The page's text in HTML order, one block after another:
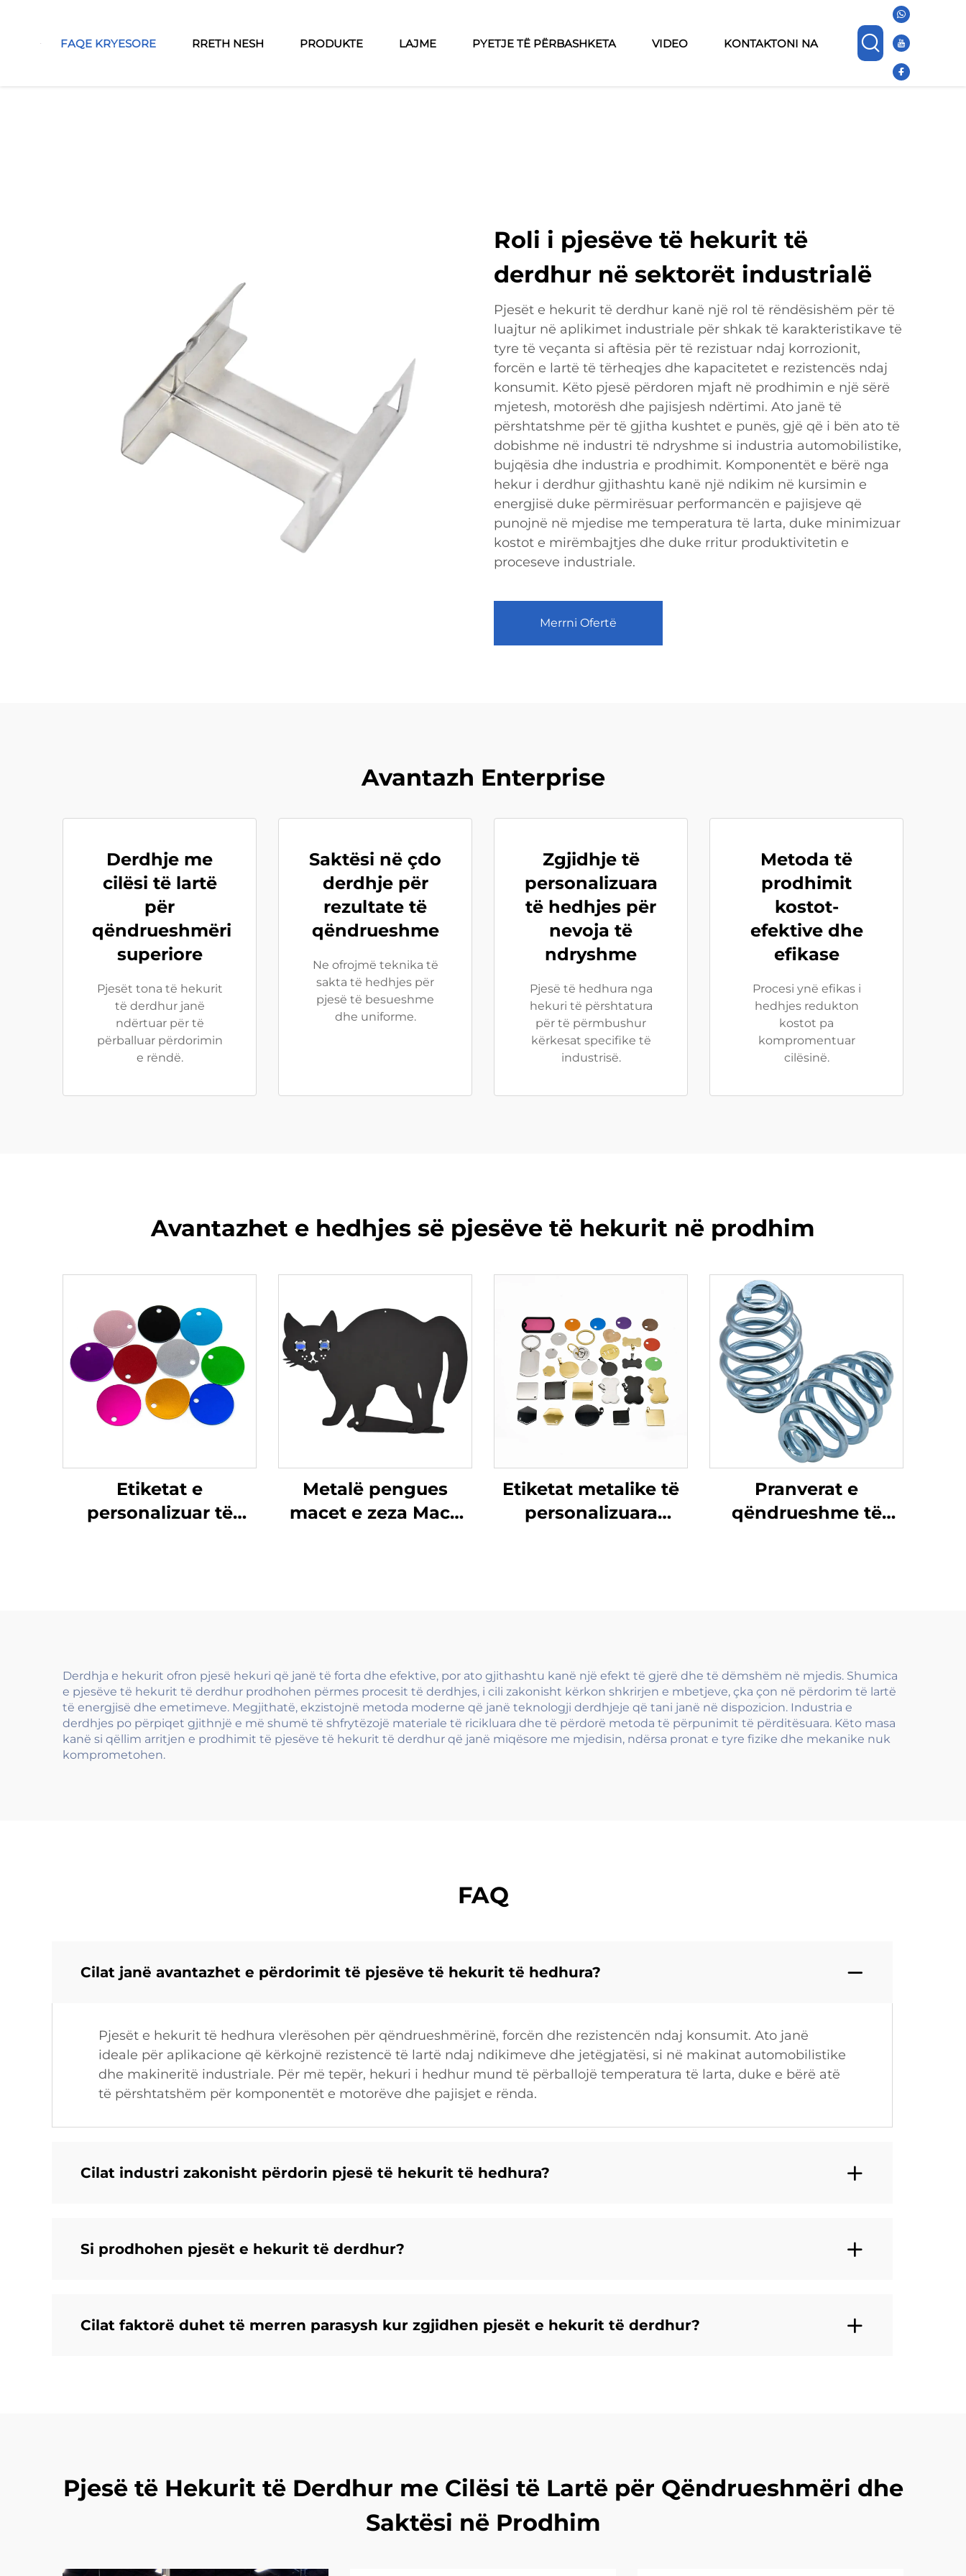
FAQE KRYESORE RRETH NESH PRODUKTE LAJME PYETJE TË PËRBASHKETA VIDEO KONTAKTONI NA
Roli i pjesëve të hekurit të
derdhur në sektorët industrialë
Pjesët e hekurit të derdhur kanë një rol të rëndësishëm për të
luajtur në aplikimet industriale për shkak të karakteristikave të
tyre të veçanta si aftësia për të rezistuar ndaj korrozionit,
forcën e lartë të tërheqjes dhe kapacitetet e rezistencës ndaj
konsumit. Këto pjesë përdoren mjaft në prodhimin e një sërë
mjetesh, motorësh dhe pajisjesh ndërtimi. Ato janë të
përshtatshme për të gjitha kushtet e punës, gjë që i bën ato të
dobishme në industri të ndryshme si industria automobilistike,
bujqësia dhe industria e prodhimit. Komponentët e bërë nga
hekur i derdhur gjithashtu kanë një ndikim në kursimin e
energjisë duke përmirësuar performancën e pajisjeve që
punojnë në mjedise me temperatura të larta, duke minimizuar
kostot e mirëmbajtjes dhe duke rritur produktivitetin e
proceseve industriale.
Merrni Ofertë
Avantazh Enterprise
Derdhje me
cilësi të lartë
për
qëndrueshmëri
superiore
Pjesët tona të hekurit
të derdhur janë
ndërtuar për të
përballuar përdorimin
e rëndë.
Saktësi në çdo
derdhje për
rezultate të
qëndrueshme
Ne ofrojmë teknika të
sakta të hedhjes për
pjesë të besueshme
dhe uniforme.
Zgjidhje të
personalizuara
të hedhjes për
nevoja të
ndryshme
Pjesë të hedhura nga
hekuri të përshtatura
për të përmbushur
kërkesat specifike të
industrisë.
Metoda të
prodhimit
kostot-
efektive dhe
efikase
Procesi ynë efikas i
hedhjes redukton
kostot pa
kompromentuar
cilësinë.
Avantazhet e hedhjes së pjesëve të hekurit në prodhim
Etiketat e
personalizuar të
Metalë pengues
macet e zeza Macë
Etiketat metalike të
personalizuara
Pranverat e
qëndrueshme të
Derdhja e hekurit ofron pjesë hekuri që janë të forta dhe efektive, por ato gjithashtu kanë një efekt të gjerë dhe të dëmshëm në mjedis. Shumica
e pjesëve të hekurit të derdhur prodhohen përmes procesit të derdhjes, i cili zakonisht kërkon shkrirjen e mbetjeve, çka çon në përdorim të lartë
të energjisë dhe emetimeve. Megjithatë, ekzistojnë metoda moderne që janë teknologji derdhjeje që tani janë në dispozicion. Industria e
derdhjes po përpiqet gjithnjë e më shumë të shfrytëzojë materiale të ricikluara dhe të përdorë metoda të përpunimit të përditësuara. Këto masa
kanë si qëllim arritjen e prodhimit të pjesëve të hekurit të derdhur që janë miqësore me mjedisin, ndërsa pronat e tyre fizike dhe mekanike nuk
komprometohen.
FAQ
Cilat janë avantazhet e përdorimit të pjesëve të hekurit të hedhura?
Pjesët e hekurit të hedhura vlerësohen për qëndrueshmërinë, forcën dhe rezistencën ndaj konsumit. Ato janë
ideale për aplikacione që kërkojnë rezistencë të lartë ndaj ndikimeve dhe jetëgjatësi, si në makinat automobilistike
dhe makineritë industriale. Për më tepër, hekuri i hedhur mund të përballojë temperatura të larta, duke e bërë atë
të përshtatshëm për komponentët e motorëve dhe pajisjet e rënda.
Cilat industri zakonisht përdorin pjesë të hekurit të hedhura?
Si prodhohen pjesët e hekurit të derdhur?
Cilat faktorë duhet të merren parasysh kur zgjidhen pjesët e hekurit të derdhur?
Pjesë të Hekurit të Derdhur me Cilësi të Lartë për Qëndrueshmëri dhe
Saktësi në Prodhim